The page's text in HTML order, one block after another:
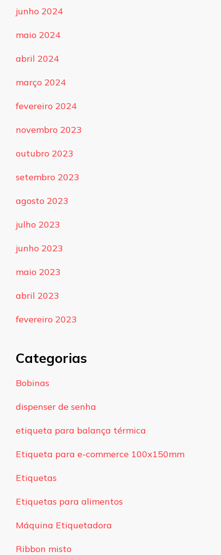
junho 2024
maio 2024
abril 2024
março 2024
fevereiro 2024
novembro 2023
outubro 2023
setembro 2023
agosto 2023
julho 2023
junho 2023
maio 2023
abril 2023
fevereiro 2023
Categorias
Bobinas
dispenser de senha
etiqueta para balança térmica
Etiqueta para e-commerce 100x150mm
Etiquetas
Etiquetas para alimentos
Máquina Etiquetadora
Ribbon misto